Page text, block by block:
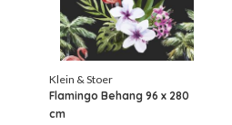
Klein & Stoer
Flamingo Behang 96 x 280
cm